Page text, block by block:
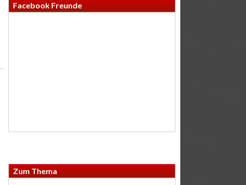
Facebook Freunde
Zum Thema